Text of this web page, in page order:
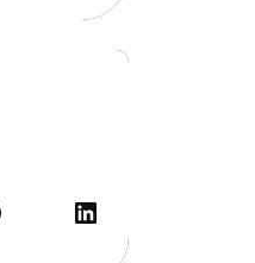
LinkedIn